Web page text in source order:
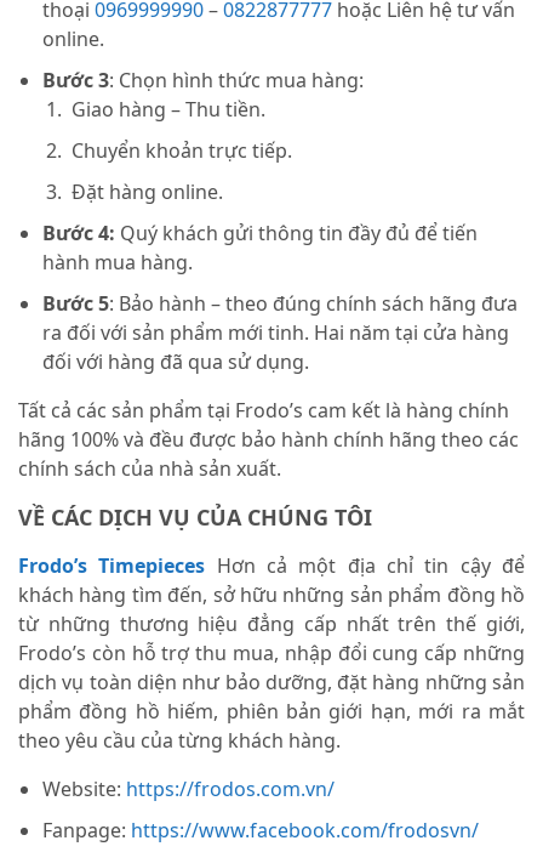
thoại 0969999990–0822877777 hoặc Liên hệ tư vấn
online.
Bước 3: Chọn hình thức mua hàng:
Giao hàng – Thu tiền.
Chuyển khoản trực tiếp.
Đặt hàng online.
Bước 4: Quý khách gửi thông tin đầy đủ để tiến
hành mua hàng.
Bước 5: Bảo hành – theo đúng chính sách hãng đưa
ra đối với sản phẩm mới tinh. Hai năm tại cửa hàng
đối với hàng đã qua sử dụng.
Tất cả các sản phẩm tại Frodo’s cam kết là hàng chính
hãng 100% và đều được bảo hành chính hãng theo các
chính sách của nhà sản xuất.
VỀ CÁC DỊCH VỤ CỦA CHÚNG TÔI
Frodo’s Timepieces Hơn cả một địa chỉ tin cậy để
khách hàng tìm đến, sở hữu những sản phẩm đồng hồ
từ những thương hiệu đẳng cấp nhất trên thế giới,
Frodo’s còn hỗ trợ thu mua, nhập đổi cung cấp những
dịch vụ toàn diện như bảo dưỡng, đặt hàng những sản
phẩm đồng hồ hiếm, phiên bản giới hạn, mới ra mắt
theo yêu cầu của từng khách hàng.
Website: https://frodos.com.vn/
Fanpage: https://www.facebook.com/frodosvn/